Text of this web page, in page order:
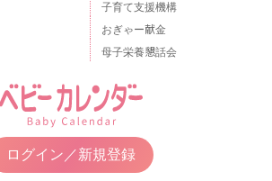
子育て支援機構
おぎゃー献金
母子栄養懇話会
ログイン／新規登録